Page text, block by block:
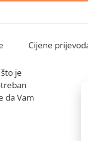
Cijene
je
da Vam